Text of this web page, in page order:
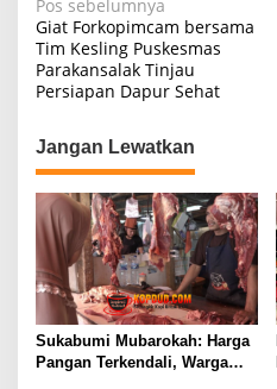
N
a
v
g
a
s
i
p
o
s
Pos sebelumnya
Giat Forkopimcam bersama
Tim Kesling Puskesmas
Parakansalak Tinjau
Persiapan Dapur Sehat
Jangan Lewatkan
Sukabumi Mubarokah: Harga
Pangan Terkendali, Warga